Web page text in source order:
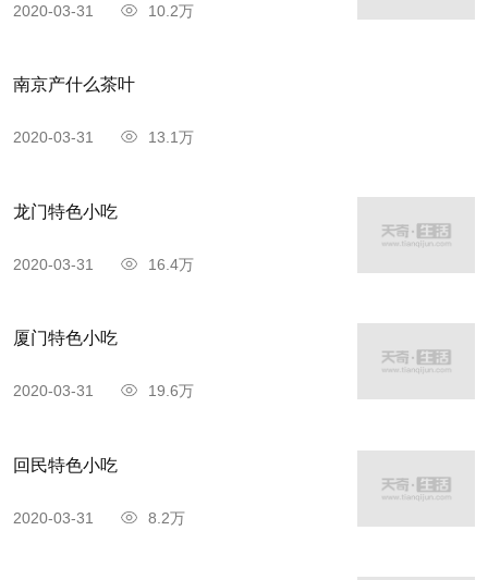
2020-03-31 10.2万
南京产什么茶叶
2020-03-31 13.1万
龙门特色小吃
2020-03-31 16.4万
厦门特色小吃
2020-03-31 19.6万
回民特色小吃
2020-03-31 8.2万